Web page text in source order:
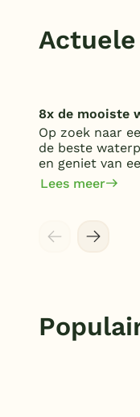
8x de mooiste
Op zoek naar
de beste
en geniet van
Lees meer
Zoek hier